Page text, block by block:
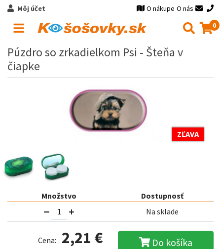
Môj účet O nákupe O nás
0
Púzdro so zrkadielkom Psi - Šteňa v
čiapke
ZĽAVA
Množstvo
Dostupnosť
Na sklade
Cena: 2,21 € Do košíka